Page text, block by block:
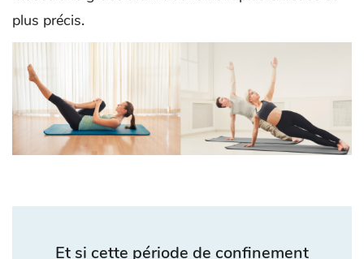
plus précis.
Et si cette période de confinement